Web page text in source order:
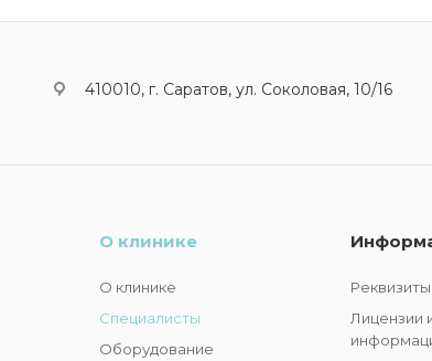
410010, г. Саратов, ул. Соколовая, 10/16
О клинике
О клинике
Специалисты
Оборудование
Реквизиты
Лицензии